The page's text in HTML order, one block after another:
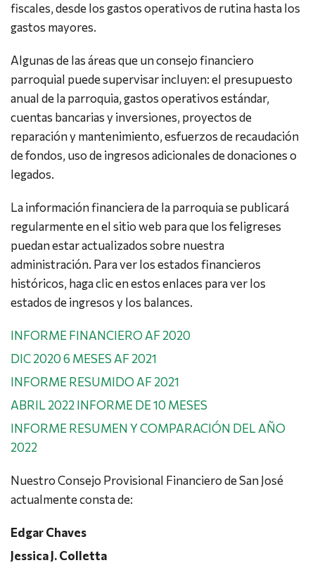
fiscales, desde los gastos operativos de rutina hasta los
gastos mayores.
Algunas de las áreas que un consejo financiero
parroquial puede supervisar incluyen: el presupuesto
anual de la parroquia, gastos operativos estándar,
cuentas bancarias y inversiones, proyectos de
reparación y mantenimiento, esfuerzos de recaudación
de fondos, uso de ingresos adicionales de donaciones o
legados.
La información financiera de la parroquia se publicará
regularmente en el sitio web para que los feligreses
puedan estar actualizados sobre nuestra
administración. Para ver los estados financieros
históricos, haga clic en estos enlaces para ver los
estados de ingresos y los balances.
INFORME FINANCIERO AF 2020
DIC 2020 6 MESES AF 2021
INFORME RESUMIDO AF 2021
ABRIL 2022 INFORME DE 10 MESES
INFORME RESUMEN Y COMPARACIÓN DEL AÑO
2022
Nuestro Consejo Provisional Financiero de San José
actualmente consta de:
Edgar Chaves
Jessica J. Colletta